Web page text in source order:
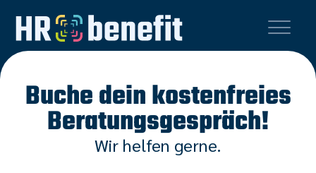
Buche dein kostenfreies
Beratungsgespräch!
Wir helfen gerne.